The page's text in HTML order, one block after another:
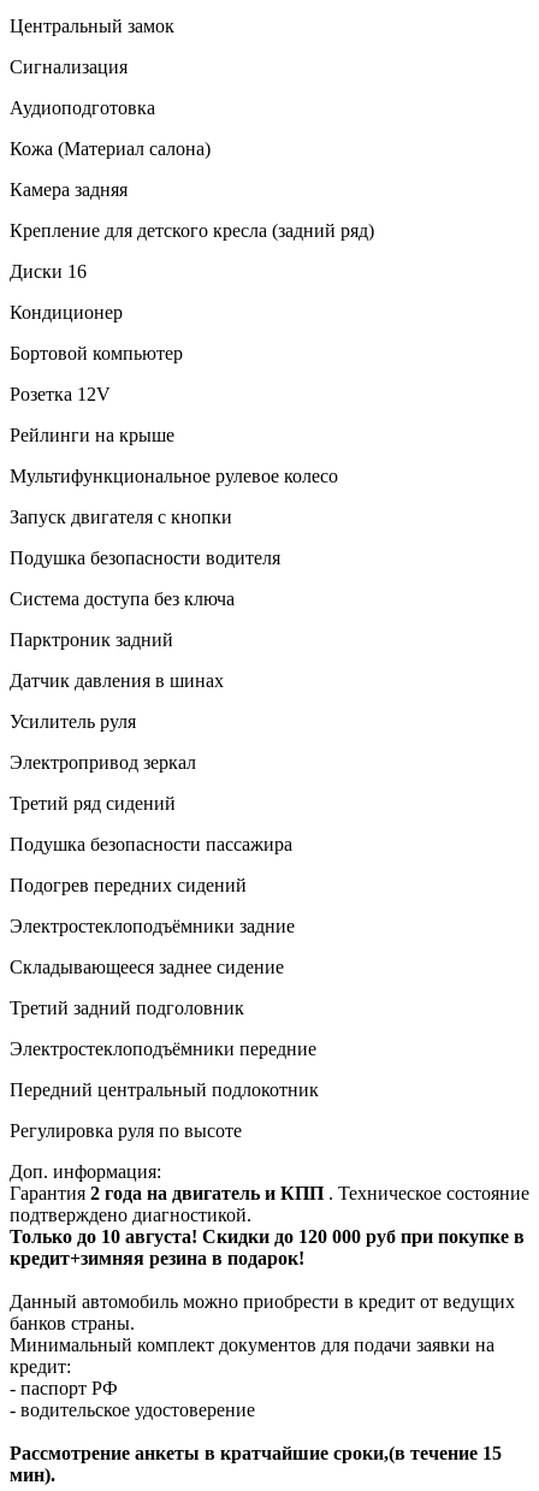
Центральный замок
Сигнализация
Аудиоподготовка
Кожа (Материал салона)
Камера задняя
Крепление для детского кресла (задний ряд)
Диски 16
Кондиционер
Бортовой компьютер
Розетка 12V
Рейлинги на крыше
Мультифункциональное рулевое колесо
Запуск двигателя с кнопки
Подушка безопасности водителя
Система доступа без ключа
Парктроник задний
Датчик давления в шинах
Усилитель руля
Электропривод зеркал
Третий ряд сидений
Подушка безопасности пассажира
Подогрев передних сидений
Электростеклоподъёмники задние
Складывающееся заднее сидение
Третий задний подголовник
Электростеклоподъёмники передние
Передний центральный подлокотник
Регулировка руля по высоте
Доп. информация:
Гарантия 2 года на двигатель и КПП . Техническое состояние
подтверждено диагностикой.
Только до 10 августа! Скидки до 120 000 руб при покупке в
кредит+зимняя резина в подарок!
Данный автомобиль можно приобрести в кредит от ведущих
банков страны.
Минимальный комплект документов для подачи заявки на
кредит:
- паспорт РФ
- водительское удостоверение
Рассмотрение анкеты в кратчайшие сроки,(в течение 15
мин).